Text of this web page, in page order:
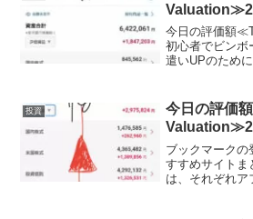
今日の評価額
初心者でビンボ
遣いUPのため
えていれば、少
る...
投資
今日の評価
ブックマークの
すすめサイトま
は、それぞれア